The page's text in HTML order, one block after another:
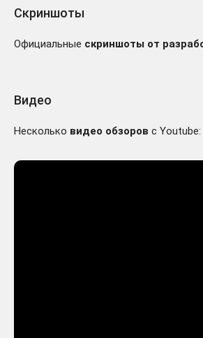
Скриншоты
Официальные скриншоты от
Видео
Несколько видео обзоров с Youtube: